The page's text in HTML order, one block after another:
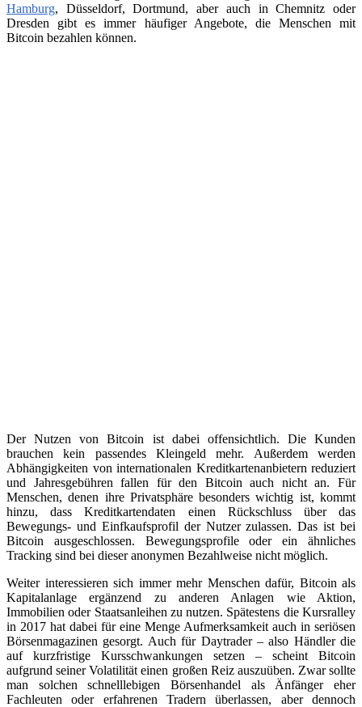
Hamburg, Düsseldorf, Dortmund, aber auch in Chemnitz oder
Dresden gibt es immer häufiger Angebote, die Menschen mit
Bitcoin bezahlen können.
Der Nutzen von Bitcoin ist dabei offensichtlich. Die Kunden
brauchen kein passendes Kleingeld mehr. Außerdem werden
Abhängigkeiten von internationalen Kreditkartenanbietern reduziert
und Jahresgebühren fallen für den Bitcoin auch nicht an. Für
Menschen, denen ihre Privatsphäre besonders wichtig ist, kommt
hinzu, dass Kreditkartendaten einen Rückschluss über das
Bewegungs- und Einfkaufsprofil der Nutzer zulassen. Das ist bei
Bitcoin ausgeschlossen. Bewegungsprofile oder ein ähnliches
Tracking sind bei dieser anonymen Bezahlweise nicht möglich.
Weiter interessieren sich immer mehr Menschen dafür, Bitcoin als
Kapitalanlage ergänzend zu anderen Anlagen wie Aktion,
Immobilien oder Staatsanleihen zu nutzen. Spätestens die Kursralley
in 2017 hat dabei für eine Menge Aufmerksamkeit auch in seriösen
Börsenmagazinen gesorgt. Auch für Daytrader – also Händler die
auf kurzfristige Kursschwankungen setzen – scheint Bitcoin
aufgrund seiner Volatilität einen großen Reiz auszuüben. Zwar sollte
man solchen schnelllebigen Börsenhandel als Änfänger eher
Fachleuten oder erfahrenen Tradern überlassen, aber dennoch